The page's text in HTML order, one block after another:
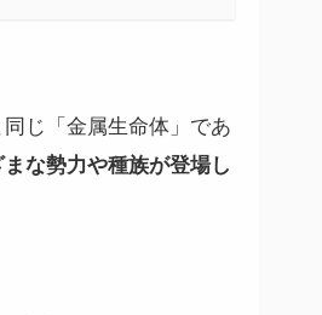
じ「金属生命体」であ
な勢力や種族が登場し